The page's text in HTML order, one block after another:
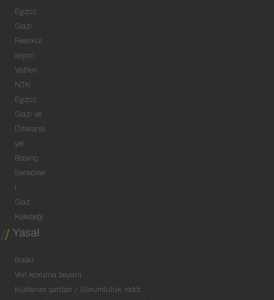
Egzoz
Gazı
Resirkül
asyon
Valfleri
NTK
Egzoz
Gazı ve
Diferansi
yel
Basınç
Sensörler
i
Gaz
Kelebeği
Yasal
Baskı
Veri koruma beyanı
Kullanım şartları / Sorumluluk reddi